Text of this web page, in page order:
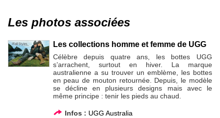
Les photos associées
Les collections homme et femme de UGG
Célèbre depuis quatre ans, les bottes UGG
s’arrachent, surtout en hiver. La marque
australienne a su trouver un emblème, les bottes
en peau de mouton retournée. Depuis, le modèle
se décline en plusieurs designs mais avec le
même principe : tenir les pieds au chaud.
Infos : UGG Australia